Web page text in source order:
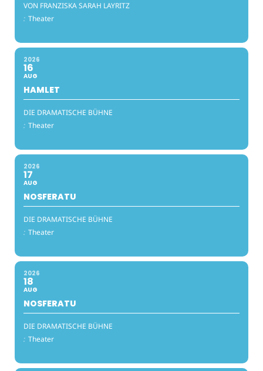
VON FRANZISKA SARAH LAYRITZ
: Theater
2026
16
AUG
HAMLET
DIE DRAMATISCHE BÜHNE
: Theater
2026
17
AUG
NOSFERATU
DIE DRAMATISCHE BÜHNE
: Theater
2026
18
AUG
NOSFERATU
DIE DRAMATISCHE BÜHNE
: Theater